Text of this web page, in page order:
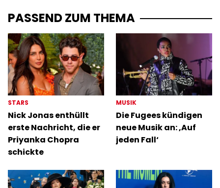
PASSEND ZUM THEMA
STARS
Nick Jonas enthüllt
erste Nachricht, die er
Priyanka Chopra
schickte
MUSIK
Die Fugees kündigen
neue Musik an: ‚Auf
jeden Fall‘